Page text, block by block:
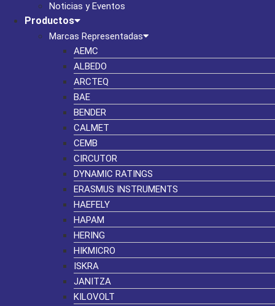
Noticias y Eventos
Productos
Marcas Representadas
AEMC
ALBEDO
ARCTEQ
BAE
BENDER
CALMET
CEMB
CIRCUTOR
DYNAMIC RATINGS
ERASMUS INSTRUMENTS
HAEFELY
HAPAM
HERING
HIKMICRO
ISKRA
JANITZA
KILOVOLT